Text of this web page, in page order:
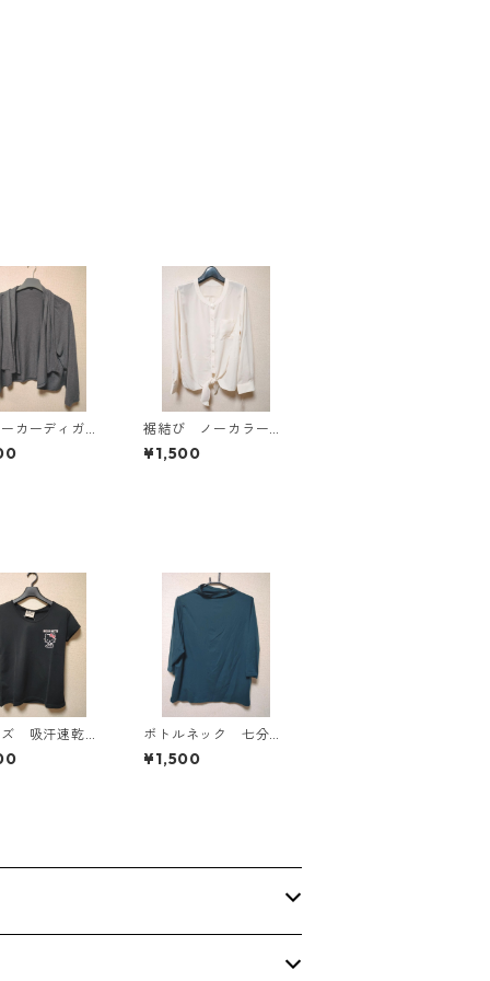
カーディガ
グレー K
裾結び ノーカラーブ
ラウス ３Ｌ アイボ
リー KAE-4813
¥1,500
ズ 吸汗速乾
・消臭 ハロ
ドライメッ
ボトルネック 七分袖
カットソー ４Ｌ テ
ィールグリーン KAE
¥1,500